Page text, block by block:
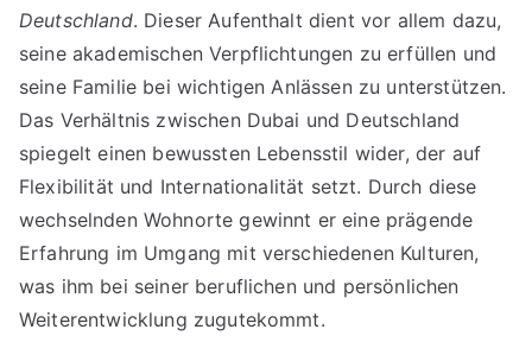
Deutschland. Dieser Aufenthalt dient vor allem dazu,
seine akademischen Verpflichtungen zu erfüllen und
seine Familie bei wichtigen Anlässen zu unterstützen.
Das Verhältnis zwischen Dubai und Deutschland
spiegelt einen bewussten Lebensstil wider, der auf
Flexibilität und Internationalität setzt. Durch diese
wechselnden Wohnorte gewinnt er eine prägende
Erfahrung im Umgang mit verschiedenen Kulturen,
was ihm bei seiner beruflichen und persönlichen
Weiterentwicklung zugutekommt.